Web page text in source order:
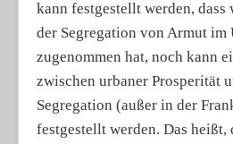
kann festgestellt werden, dass
der Segregation von Armut im
zugenommen hat, noch kann
zwischen urbaner Prosperität
Segregation (außer in der
festgestellt werden. Das heißt,